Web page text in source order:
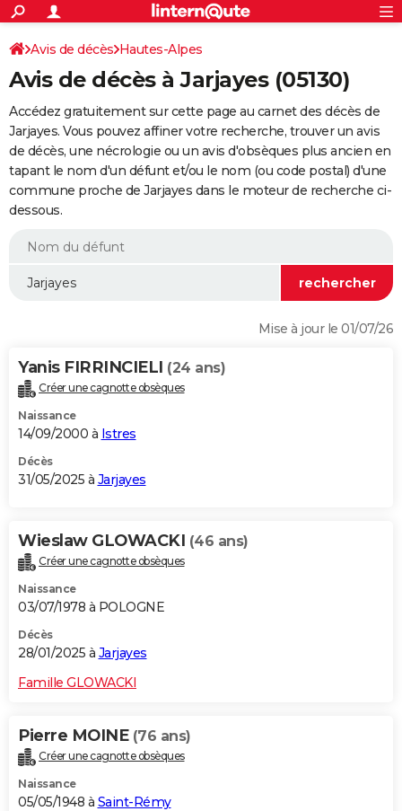
ACTUALITÉS
Politique
Société
Faits Divers
Education
Monde
Villes
+
SPORT
Coupe du monde 2026
Football
Tennis
Cyclisme
Rugby
Forum
Programme TV
TNT
Streaming
Cinéma
Sorties cinéma
Musique
+
FINANCE
Retraite
Epargne
Immobilier
Risques naturels par ville
Assurance
AUTO
Essais
Réserver un essai
Citadines
Berlines
SUV
Forum auto
+
HIGH-TECH
BRICOLAGE
WEEK-END
Alimentation
Guide de la santé
Maladies
Médicaments
Sommeil
VOYAGE
Destinations
City break
Voyage nature
Voyage de noces
Forum
Climat
+PHOTO
GUIDES D'ACHAT
CARTE DE VOEUX
Carte de Noël
Carte Bonne année
Carte Saint-Valentin
Carte Pâques
Carte d'anniversaire
DICTIONNAIRE
Dictionnaire
Biographies
Citations
Expressions
Proverbes
PROGRAMME TV
COPAINS D'AVANT
S'inscrire
Se connecter
Lycées
Collèges
Primaires
Universités
Entreprises
Service militaire
Avis de recherche
AVIS DE DÉCÈS
Bricolage
Lifestyle
Culture
Sport
Auto
Television
Voyage
Cinema
S'inscrire
Connexion
Avis de décès Hautes-Alpes
Avis de décès à Jarjayes (05130)
Accédez gratuitement sur cette page au carnet des décès de
Jarjayes. Vous pouvez affiner votre recherche, trouver un avis
de décès, une nécrologie ou un avis d'obsèques plus ancien en
tapant le nom d'un défunt et/ou le nom (ou code postal) d'une
commune proche de Jarjayes dans le moteur de recherche ci-
dessous.
Mise à jour le 01/07/26
Yanis FIRRINCIELI (24 ans)
Créer une cagnotte obsèques
Naissance
14/09/2000 à Istres
Décès
31/05/2025 à Jarjayes
Wieslaw GLOWACKI (46 ans)
Créer une cagnotte obsèques
Naissance
03/07/1978 à POLOGNE
Décès
28/01/2025 à Jarjayes
Famille GLOWACKI
Pierre MOINE (76 ans)
Créer une cagnotte obsèques
Naissance
05/05/1948 à Saint-Rémy